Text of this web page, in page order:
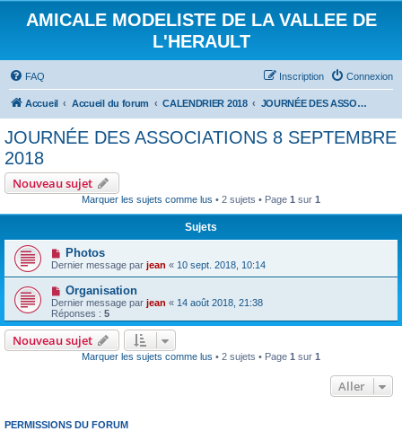
AMICALE MODELISTE DE LA VALLEE DE
L'HERAULT
FAQ Connexion
Inscription
Accueil Accueil du forum CALENDRIER 2018 JOURNÉE DES ASSOCIATIONS 8 SEPTEMBRE 2018
JOURNÉE DES ASSOCIATIONS 8 SEPTEMBRE
2018
Nouveau sujet
Marquer les sujets comme lus • 2 sujets • Page 1 sur 1
Sujets
Photos
Dernier message par jean « 10 sept. 2018, 10:14
Organisation
Dernier message par jean « 14 août 2018, 21:38
Réponses : 5
Nouveau sujet
Marquer les sujets comme lus • 2 sujets • Page 1 sur 1
Aller
PERMISSIONS DU FORUM